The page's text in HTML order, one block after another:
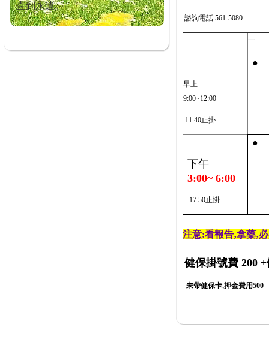
直到永遠。
諮詢電話:561-5080
一
早上
9:00~12:00
11:40止掛
●
下午
3:00~ 6:00
17:50止掛
●
注意:看報告‚拿藥‚
健保掛號費 200 +
未帶健保卡,押金費用500